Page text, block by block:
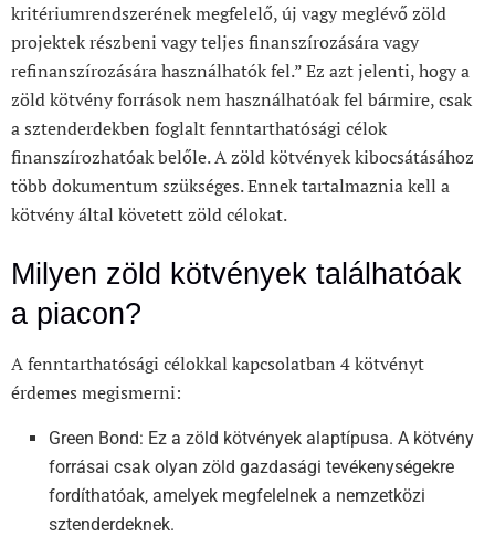
kritériumrendszerének megfelelő, új vagy meglévő zöld
projektek részbeni vagy teljes finanszírozására vagy
refinanszírozására használhatók fel.” Ez azt jelenti, hogy a
zöld kötvény források nem használhatóak fel bármire, csak
a sztenderdekben foglalt fenntarthatósági célok
finanszírozhatóak belőle. A zöld kötvények kibocsátásához
több dokumentum szükséges. Ennek tartalmaznia kell a
kötvény által követett zöld célokat.
Milyen zöld kötvények találhatóak
a piacon?
A fenntarthatósági célokkal kapcsolatban 4 kötvényt
érdemes megismerni:
Green Bond: Ez a zöld kötvények alaptípusa. A kötvény
forrásai csak olyan zöld gazdasági tevékenységekre
fordíthatóak, amelyek megfelelnek a nemzetközi
sztenderdeknek.